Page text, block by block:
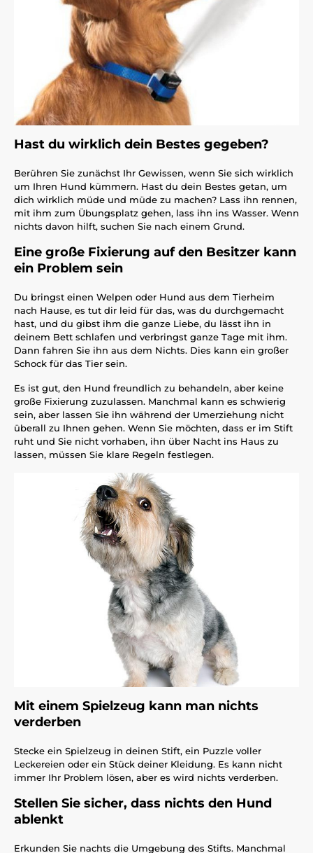
Hast du wirklich dein Bestes gegeben?
Berühren Sie zunächst Ihr Gewissen, wenn Sie sich wirklich
um Ihren Hund kümmern. Hast du dein Bestes getan, um
dich wirklich müde und müde zu machen? Lass ihn rennen,
mit ihm zum Übungsplatz gehen, lass ihn ins Wasser. Wenn
nichts davon hilft, suchen Sie nach einem Grund.
Eine große Fixierung auf den Besitzer kann
ein Problem sein
Du bringst einen Welpen oder Hund aus dem Tierheim
nach Hause, es tut dir leid für das, was du durchgemacht
hast, und du gibst ihm die ganze Liebe, du lässt ihn in
deinem Bett schlafen und verbringst ganze Tage mit ihm.
Dann fahren Sie ihn aus dem Nichts. Dies kann ein großer
Schock für das Tier sein.
Es ist gut, den Hund freundlich zu behandeln, aber keine
große Fixierung zuzulassen. Manchmal kann es schwierig
sein, aber lassen Sie ihn während der Umerziehung nicht
überall zu Ihnen gehen. Wenn Sie möchten, dass er im Stift
ruht und Sie nicht vorhaben, ihn über Nacht ins Haus zu
lassen, müssen Sie klare Regeln festlegen.
Mit einem Spielzeug kann man nichts
verderben
Stecke ein Spielzeug in deinen Stift, ein Puzzle voller
Leckereien oder ein Stück deiner Kleidung. Es kann nicht
immer Ihr Problem lösen, aber es wird nichts verderben.
Stellen Sie sicher, dass nichts den Hund
ablenkt
Erkunden Sie nachts die Umgebung des Stifts. Manchmal